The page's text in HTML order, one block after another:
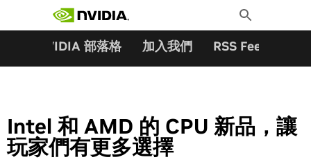
Toggle
Search
NVIDIA 部落格 加入我們 RSS Feeds
Intel 和 AMD 的 CPU 新品，讓
玩家們有更多選擇